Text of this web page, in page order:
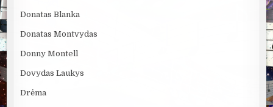
Donatas Blanka
Donatas Montvydas
Donny Montell
Dovydas Laukys
Drėma